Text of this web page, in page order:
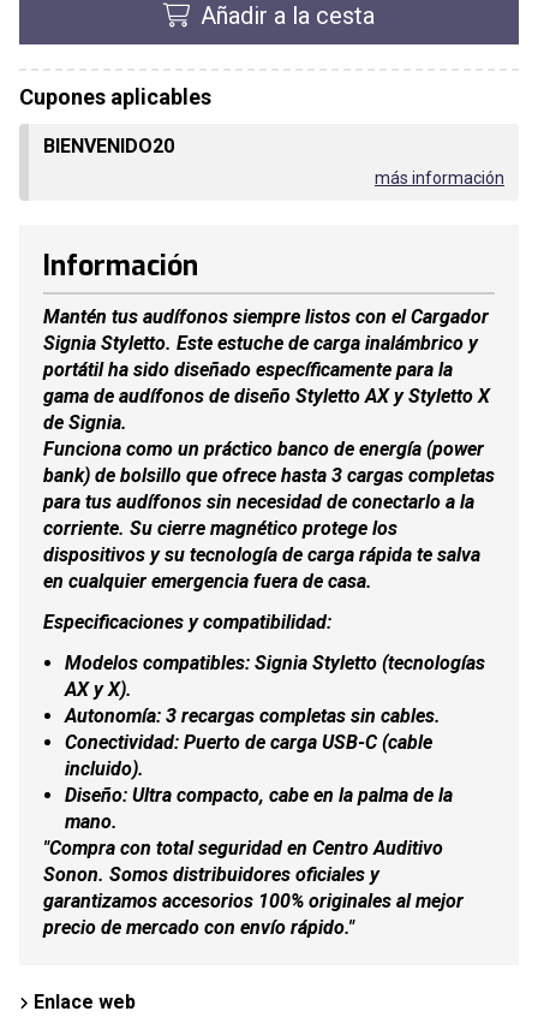
Añadir a la cesta
Cupones aplicables
BIENVENIDO20
más información
Información
Mantén tus audífonos siempre listos con el Cargador
Signia Styletto. Este estuche de carga inalámbrico y
portátil ha sido diseñado específicamente para la
gama de audífonos de diseño Styletto AX y Styletto X
de Signia.
Funciona como un práctico banco de energía (power
bank) de bolsillo que ofrece hasta 3 cargas completas
para tus audífonos sin necesidad de conectarlo a la
corriente. Su cierre magnético protege los
dispositivos y su tecnología de carga rápida te salva
en cualquier emergencia fuera de casa.
Especificaciones y compatibilidad:
Modelos compatibles: Signia Styletto (tecnologías
AX y X).
Autonomía: 3 recargas completas sin cables.
Conectividad: Puerto de carga USB-C (cable
incluido).
Diseño: Ultra compacto, cabe en la palma de la
mano.
"Compra con total seguridad en Centro Auditivo
Sonon. Somos distribuidores oficiales y
garantizamos accesorios 100% originales al mejor
precio de mercado con envío rápido."
Enlace web